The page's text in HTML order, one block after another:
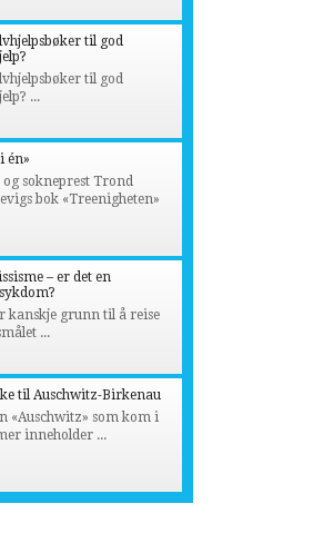
til god
til god
...
én»
og sokneprest Trond
bok «Treenigheten»
– er det en
kanskje grunn til å reise
...
til Auschwitz-Birkenau
«Auschwitz» som kom i
inneholder ...